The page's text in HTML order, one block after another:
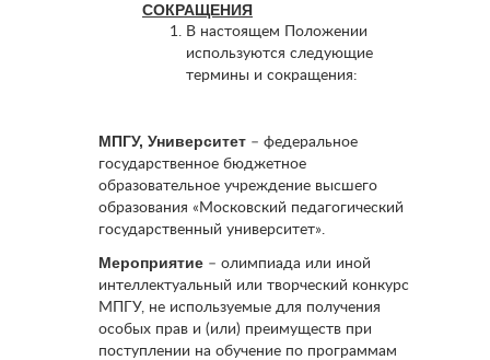
СОКРАЩЕНИЯ
В настоящем Положении
используются следующие
термины и сокращения:
МПГУ, Университет – федеральное
государственное бюджетное
образовательное учреждение высшего
образования «Московский педагогический
государственный университет».
Мероприятие – олимпиада или иной
интеллектуальный или творческий конкурс
МПГУ, не используемые для получения
особых прав и (или) преимуществ при
поступлении на обучение по программам